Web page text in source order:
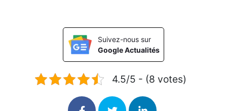
Suivez-nous sur
Google Actualités
4.5/5 - (8 votes)